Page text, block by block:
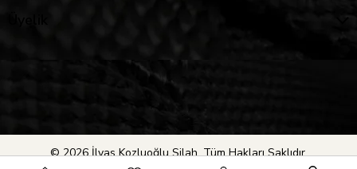
© 2026 İlyas Kozluoğlu Silah. Tüm Hakları Saklıdır.